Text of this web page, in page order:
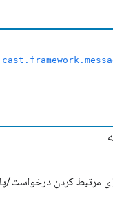
مرتبط کردن درخواست/